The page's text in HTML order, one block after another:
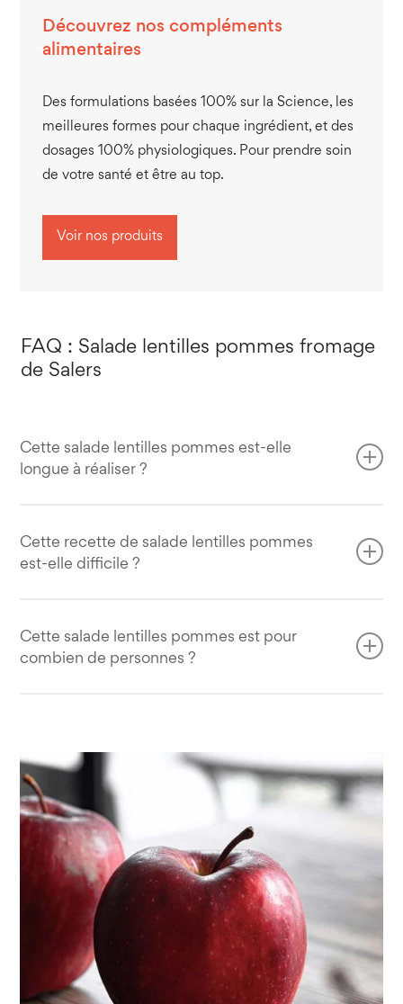
Découvrez nos compléments
alimentaires
Des formulations basées 100% sur la Science, les
meilleures formes pour chaque ingrédient, et des
dosages 100% physiologiques. Pour prendre soin
de votre santé et être au top.
Voir nos produits
FAQ : Salade lentilles pommes fromage
de Salers
Cette salade lentilles pommes est-elle
longue à réaliser ?
minutes de préparation, mais sans compter la cuisson
des lentilles !
Cette recette de salade lentilles pommes
est-elle difficile ?
simple, absolument aucune difficulté.
Cette salade lentilles pommes est pour
combien de personnes ?
s’adapter bien évidemment.